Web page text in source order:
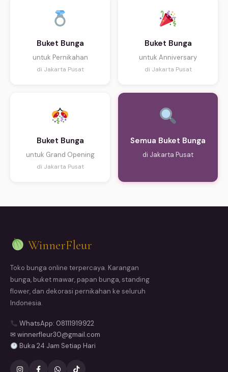
Buket Bunga
untuk Pernikahan
di Jakarta Pusat
Buket Bunga
untuk Anniversary
di Jakarta Pusat
Buket Bunga
untuk Grand Opening
di Jakarta Pusat
Semua Buket Bunga
di Jakarta Pusat
WinnerFleur
Toko bunga online terpercaya. Karangan
bunga, buket mawar, papan bunga, standing
flower, dan dekorasi pernikahan ke seluruh
Indonesia.
WhatsApp: 08111919922
✉ winnerfleur30@gmail.com
Buka 24 Jam Setiap Hari